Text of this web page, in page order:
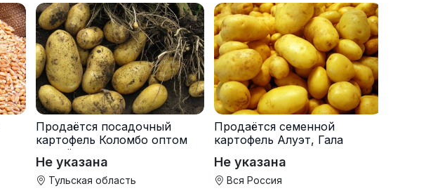
Продаётся посадочный
картофель Коломбо оптом
от трёх тонн
Не указана
Тульская область
Продаётся семенной
картофель Алуэт, Гала
Не указана
Вся Россия